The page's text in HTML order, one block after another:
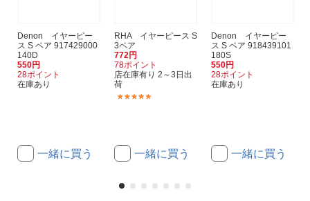
Denon イヤーピー
ス S ペア 917429000
140D
550円
28ポイント
在庫あり
一緒に買う
RHA イヤーピース S
3ペア
772円
78ポイント
店在庫有り 2～3日出
荷
一緒に買う
Denon イヤーピー
ス S ペア 918439101
180S
550円
28ポイント
在庫あり
一緒に買う